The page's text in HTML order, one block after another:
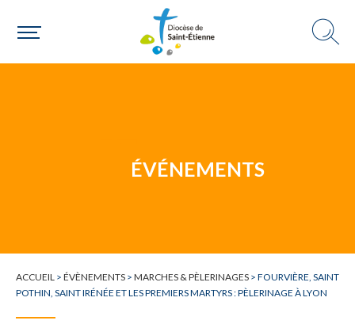
Un mouvement
Une commune
ÉVÉNEMENTS
ACCUEIL > ÉVÈNEMENTS > MARCHES & PÈLERINAGES > FOURVIÈRE, SAINT
POTHIN, SAINT IRÉNÉE ET LES PREMIERS MARTYRS : PÈLERINAGE À LYON